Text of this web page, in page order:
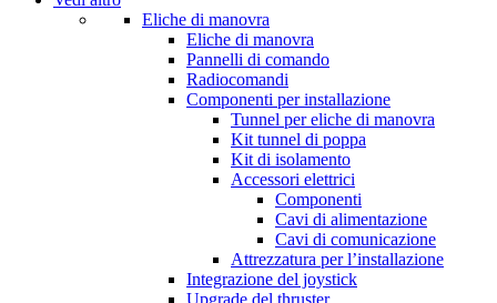
Eliche di manovra
Eliche di manovra
Pannelli di comando
Radiocomandi
Componenti per installazione
Tunnel per eliche di manovra
Kit tunnel di poppa
Kit di isolamento
Accessori elettrici
Componenti
Cavi di alimentazione
Cavi di comunicazione
Attrezzatura per l’installazione
Integrazione del joystick
Upgrade del thruster